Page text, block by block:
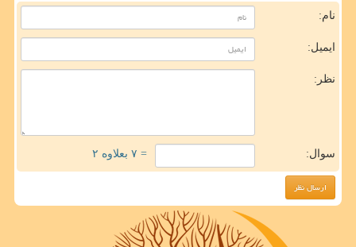
نام:
ایمیل:
نظر:
سوال: = ۷ بعلاوه ۲